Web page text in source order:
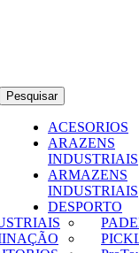
ACESORIOS
ARAZENS
INDUSTRIAIS
ARMAZENS
INDUSTRIAIS
DESPORTO
Pesquisar